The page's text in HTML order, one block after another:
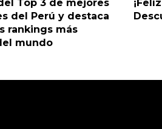
Top 3 de mejores
del Perú y destaca
rankings más
mundo